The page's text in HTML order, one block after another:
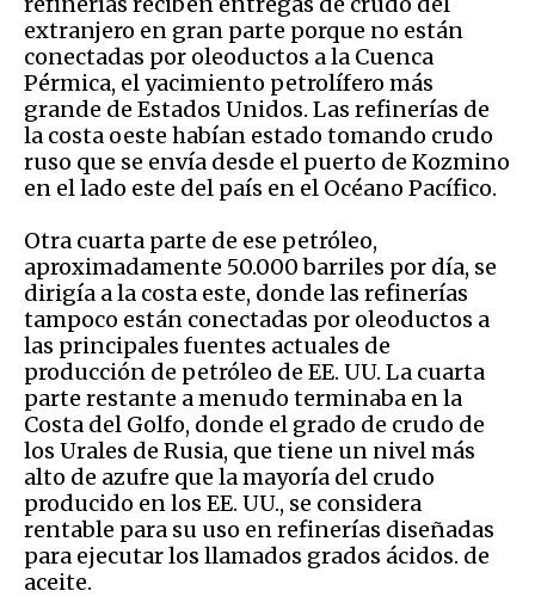
extranjero en gran parte porque no están
conectadas por oleoductos a la Cuenca
Pérmica, el yacimiento petrolífero más
grande de Estados Unidos. Las refinerías de
la costa oeste habían estado tomando crudo
ruso que se envía desde el puerto de Kozmino
en el lado este del país en el Océano Pacífico.
Otra cuarta parte de ese petróleo,
aproximadamente 50.000 barriles por día, se
dirigía a la costa este, donde las refinerías
tampoco están conectadas por oleoductos a
las principales fuentes actuales de
producción de petróleo de EE. UU. La cuarta
parte restante a menudo terminaba en la
Costa del Golfo, donde el grado de crudo de
los Urales de Rusia, que tiene un nivel más
alto de azufre que la mayoría del crudo
producido en los EE. UU., se considera
rentable para su uso en refinerías diseñadas
para ejecutar los llamados grados ácidos. de
aceite.